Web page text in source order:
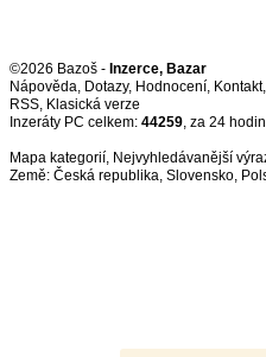
©2026 Bazoš - Inzerce, Bazar
Nápověda, Dotazy, Hodnocení, Kontakt,
RSS,
Inzeráty PC celkem: 44259, za 24
Mapa kategorií, Nejvyhledávanější
Země: Česká republika, Slovensko,